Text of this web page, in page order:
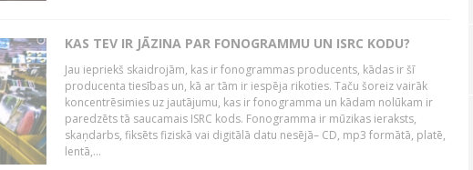
KAS TEV IR JĀZINA PAR FONOGRAMMU UN ISRC KODU?
Jau iepriekš skaidrojām, kas ir fonogrammas producents, kādas ir šī
producenta tiesības un, kā ar tām ir iespēja rikoties. Taču šoreiz vairāk
koncentrēsimies uz jautājumu, kas ir fonogramma un kādam nolūkam ir
paredzēts tā saucamais ISRC kods. Fonogramma ir mūzikas ieraksts,
skaņdarbs, fiksēts fiziskā vai digitālā datu nesējā– CD, mp3 formātā, platē,
lentā,...